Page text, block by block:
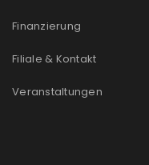
Finanzierung
Filiale & Kontakt
Veranstaltungen